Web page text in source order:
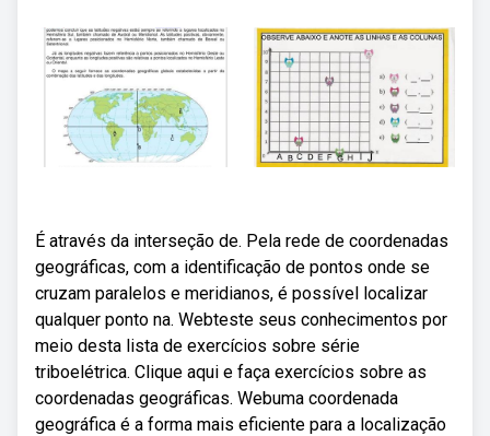
É através da interseção de. Pela rede de coordenadas
geográficas, com a identificação de pontos onde se
cruzam paralelos e meridianos, é possível localizar
qualquer ponto na. Webteste seus conhecimentos por
meio desta lista de exercícios sobre série
triboelétrica. Clique aqui e faça exercícios sobre as
coordenadas geográficas. Webuma coordenada
geográfica é a forma mais eficiente para a localização